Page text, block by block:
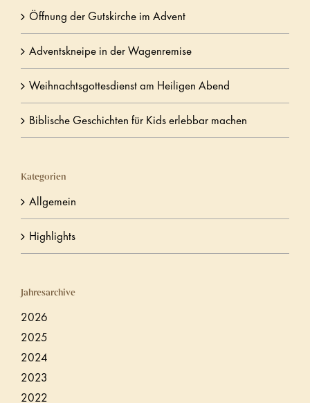
Öffnung der Gutskirche im Advent
Adventskneipe in der Wagenremise
Weihnachtsgottesdienst am Heiligen Abend
Biblische Geschichten für Kids erlebbar machen
Kategorien
Allgemein
Highlights
Jahresarchive
2026
2025
2024
2023
2022